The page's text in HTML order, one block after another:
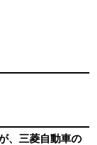
、三菱自動車の